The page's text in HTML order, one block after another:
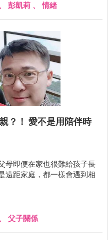
彭凱莉 、情緒
？！ 愛不是用陪伴時
母即便在家也很難給孩子長
遠距家庭，都一樣會遇到相
父子關係